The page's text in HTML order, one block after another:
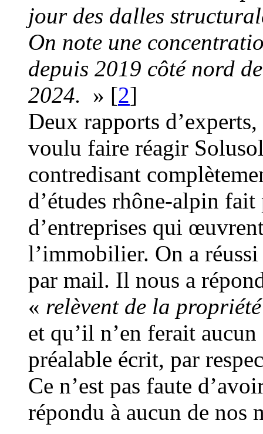
jour des dalles
On note une
depuis 2019 côté nord
2024. » [2]
Deux rapports
voulu faire réagir
contredisant
d’études rhône-alpin
d’entreprises qui
l’immobilier. On a
par mail. Il nous a
« relèvent de la
et qu’il n’en ferait
préalable écrit, par
Ce n’est pas faute
répondu à aucun de nos